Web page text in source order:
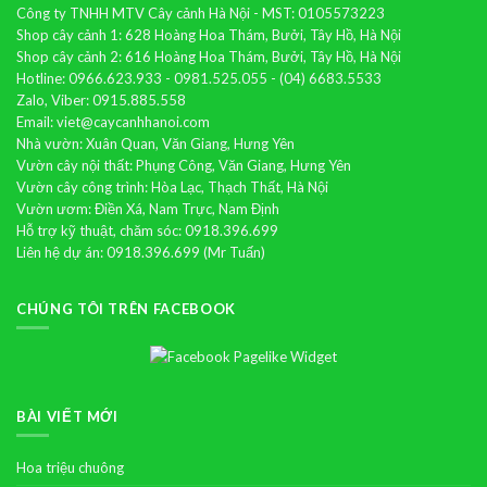
Công ty TNHH MTV Cây cảnh Hà Nội - MST: 0105573223
Shop cây cảnh 1: 628 Hoàng Hoa Thám, Bưởi, Tây Hồ, Hà Nội
Shop cây cảnh 2: 616 Hoàng Hoa Thám, Bưởi, Tây Hồ, Hà Nội
Hotline: 0966.623.933 - 0981.525.055 - (04) 6683.5533
Zalo, Viber: 0915.885.558
Email: viet@caycanhhanoi.com
Nhà vườn: Xuân Quan, Văn Giang, Hưng Yên
Vườn cây nội thất: Phụng Công, Văn Giang, Hưng Yên
Vườn cây công trình: Hòa Lạc, Thạch Thất, Hà Nội
Vườn ươm: Điền Xá, Nam Trực, Nam Định
Hỗ trợ kỹ thuật, chăm sóc: 0918.396.699
Liên hệ dự án: 0918.396.699 (Mr Tuấn)
CHÚNG TÔI TRÊN FACEBOOK
BÀI VIẾT MỚI
Hoa triệu chuông